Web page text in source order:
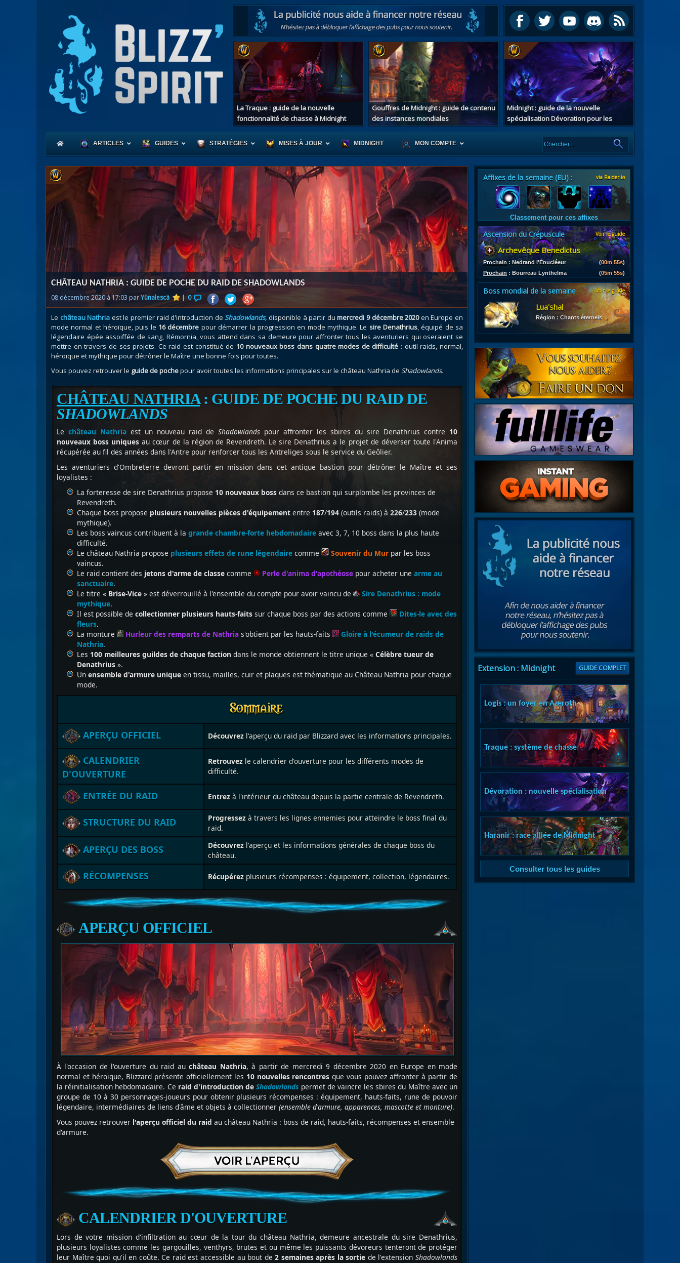
La Traque : guide de la nouvelle
fonctionnalité de chasse à Midnight
Gouffres de Midnight : guide de contenu
des instances mondiales
Midnight : guide de la nouvelle
spécialisation Dévoration pour les
chasseurs de démons
ARTICLES GUIDES
Coeur d'Azeroth
Races alliées
Exploration des îles
Nazjatar
etMécagone
Débloquer le vol
Assauts à Uldum et au Val
Visions horrifiques
Scénario de Chromie
Les bastonneurs
Rivage Brisé
Débloquer le vol
Les invasions
Arme prodigieuse
Les réputations
Les montures
Les mascottes
Les jouets
Les héritages
Les ensembles d'armures
Les légendaires
Les métiers
STRATÉGIES MISES À JOUR MIDNIGHT MON COMPTE
CHÂTEAU NATHRIA : GUIDE DE POCHE DU RAID DE SHADOWLANDS
08 décembre 2020 à 17:03 parYünalescä | 0
Le château Nathria est le premier raid d'introduction deShadowlands,disponible à partir dumercredi 9 décembre 2020en Europe en
mode normal et héroïque, puis le 16 décembre pour démarrer la progression en mode mythique. Le sire Denathrius, équipé de sa
légendaire épée assoiffée de sang, Rémornia, vous attend dans sa demeure pour affronter tous les aventuriers qui oseraient se
mettre en travers de ses projets. Ce raid est constitué de 10 nouveaux boss dans quatre modes de difficulté : outil raids, normal,
héroïque et mythique pour détrôner le Maître une bonne fois pour toutes.
Vous pouvez retrouver le guide de pochepour avoir toutes les informations principales sur le château Nathria de Shadowlands.
CHÂTEAU NATHRIA: GUIDE DE POCHE DU RAID DE
SHADOWLANDS
Le château Nathria est un nouveau raid de Shadowlands pour affronter les sbires du sire Denathrius contre 10
nouveaux boss uniques au cœur de la région de Revendreth. Le sire Denathrius a le projet de déverser toute l'Anima
récupérée au fil des années dans l'Antre pour renforcer tous les Antreliges sous le service du Geôlier.
Les aventuriers d'Ombreterre devront partir en mission dans cet antique bastion pour détrôner le Maître et ses
loyalistes :
La forteresse de sire Denathrius propose 10 nouveaux boss dans ce bastion qui surplombe les provinces de
Revendreth.
Chaque boss propose plusieurs nouvelles pièces d'équipement entre 187/194 (outils raids) à 226/233 (mode
mythique).
Les boss vaincus contribuent à la grande chambre-forte hebdomadaire avec 3, 7, 10 boss dans la plus haute
difficulté.
Le château Nathria propose plusieurs effets de rune légendaire comme Souvenir du Mur par les boss
vaincus.
Le raid contient des jetons d'arme de classe comme Perle d'anima d'apothéose pour acheter une arme au
sanctuaire.
Le titre « Brise-Vice » est déverrouillé à l'ensemble du compte pour avoir vaincu de
Sire Denathrius : mode
mythique.
Il est possible de collectionner plusieurs hauts-faits sur chaque boss par des actions comme
Dites-le avec des
fleurs.
La monture
Hurleur des remparts de Nathria s'obtient par les hauts-faits
Gloire à l'écumeur de raids de
Nathria.
Les 100 meilleures guildes de chaque faction dans le monde obtiennent le titre unique « Célèbre tueur de
Denathrius ».
Un ensemble d'armure unique en tissu, mailles, cuir et plaques est thématique au Château Nathria pour chaque
mode.
APERÇU OFFICIEL Découvrez l'aperçu du raid par Blizzard avec les informations principales.
CALENDRIER
D'OUVERTURE
Retrouvezle calendrier d'ouverture pour les différents modes de
difficulté.
ENTRÉE DU RAID Entrezà l'intérieur du château depuis la partie centrale de Revendreth.
STRUCTURE DU RAID Progressezà travers les lignes ennemies pour atteindre le boss final du
raid.
APERÇU DES BOSS Découvrez l'aperçu et les informations générales de chaque boss du
château.
RÉCOMPENSES Récupérezplusieurs récompenses : équipement, collection, légendaires.
APERÇU OFFICIEL
À l'occasion de l'ouverture du raid auchâteau Nathria, à partir de mercredi 9 décembre 2020 en Europe en mode
normal et héroïque, Blizzard présente officiellement les 10 nouvelles rencontres que vous pouvez affronter à partir de
la réinitialisation hebdomadaire. Ce raid d'introduction deShadowlands permet de vaincre les sbires du Maître avec un
groupe de 10 à 30 personnages-joueurs pour obtenir plusieurs récompenses : équipement, hauts-faits, rune de pouvoir
légendaire, intermédiaires de liens d'âme et objets à collectionner (ensemble d'armure, apparences, mascotte et monture).
Vous pouvez retrouver l'aperçu officiel du raid au château Nathria : boss de raid, hauts-faits, récompenses et ensemble
d'armure.
CALENDRIER D'OUVERTURE
Lors de votre mission d'infiltration au cœur de la tour du château Nathria, demeure ancestrale du sire Denathrius,
plusieurs loyalistes comme les gargouilles, venthyrs, brutes et ou même les puissants dévoreurs tenteront de protéger
leur Maître quoi qu'il en coûte. Ce raid est accessible au bout de2 semaines après la sortie de l'extensionShadowlands
Affixes de la semaine (EU) : via Raider.io
Classement pour ces affixes
Ascension du Crépuscule Voir le guide
Archevêque Benedictus
Prochain : Nedrand l'Énucléeur (00m 53s)
Prochain : Bourreau Lynthelma (05m 53s)
Boss mondial de la semaine Voir le guide
Lua'shal
Région : Chants éternels
Extension : Midnight GUIDE COMPLET
Logis : un foyer en Azeroth
Traque : système de chasse
Dévoration : nouvelle spécialisation
Haranir : race alliée de Midnight
Consulter tous les guides